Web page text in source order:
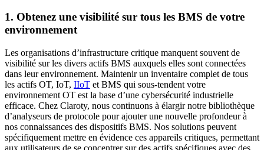
1. Obtenez une visibilité sur tous les BMS de votre
environnement
Les organisations d’infrastructure critique manquent souvent de
visibilité sur les divers actifs BMS auxquels elles sont connectées
dans leur environnement. Maintenir un inventaire complet de tous
les actifs OT, IoT, IIoT et BMS qui sous-tendent votre
environnement OT est la base d’une cybersécurité industrielle
efficace. Chez Claroty, nous continuons à élargir notre bibliothèque
d’analyseurs de protocole pour ajouter une nouvelle profondeur à
nos connaissances des dispositifs BMS. Nos solutions peuvent
spécifiquement mettre en évidence ces appareils critiques, permettant
aux utilisateurs de se concentrer sur des actifs spécifiques avec des